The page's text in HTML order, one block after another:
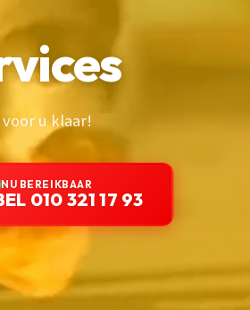
u klaar!
NU BEREIKBAAR
010 321 17 93